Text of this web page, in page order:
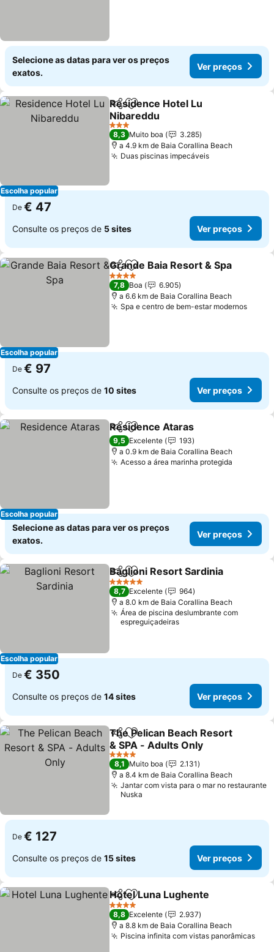
Selecione as datas para ver os preços
exatos.
Ver preços
Escolha popular
PartilharAdicionar aos favoritos
Residence Hotel Lu
Nibareddu
Ver preços
3 Estrelas
8,3 Muito boa
3.285
a 4.9 km de Baia Corallina Beach
Duas piscinas impecáveisVer preços
De € 47
Consulte os preços de 5 sites Ver preços
Escolha popular
PartilharAdicionar aos favoritos
Grande Baia Resort & Spa
4 Estrelas
7,8 Boa
6.905
a 6.6 km de Baia Corallina Beach
Spa e centro de bem-estar modernosVer
De € 97
Consulte os preços de 10 sites Ver preços
Escolha popular
PartilharAdicionar aos favoritos
Residence Ataras
9,5 Excelente
193
a 0.9 km de Baia Corallina Beach
Acesso a área marinha protegida
Selecione as datas para ver os preços
exatos.
Ver preços
Escolha popular
PartilharAdicionar aos favoritos
Baglioni Resort Sardinia
5 Estrelas
8,7 Excelente
964
a 8.0 km de Baia Corallina Beach
Área de piscina deslumbrante com
espreguiçadeiras
De € 350
Consulte os preços de 14 sites Ver preços
PartilharAdicionar aos favoritos
The Pelican Beach Resort
& SPA - Adults Only
Ver preços
4 Estrelas
8,1 Muito boa
2.131
a 8.4 km de Baia Corallina Beach
Jantar com vista para o mar no restaurante
Nuska
De € 127
Consulte os preços de 15 sites Ver preços
PartilharAdicionar aos favoritos
Hotel Luna Lughente
4 Estrelas
8,8 Excelente
2.937
a 8.8 km de Baia Corallina Beach
Piscina infinita com vistas panorâmicasVer